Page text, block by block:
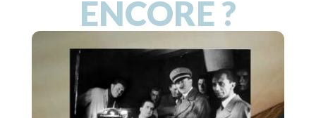
ENCORE ?